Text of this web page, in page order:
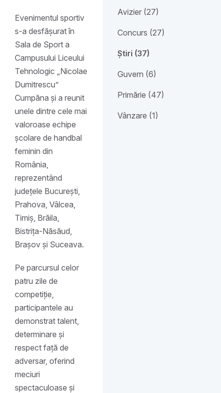
Evenimentul sportiv
s-a desfășurat în
Sala de Sport a
Campusului Liceului
Tehnologic „Nicolae
Dumitrescu”
Cumpăna și a reunit
unele dintre cele mai
valoroase echipe
școlare de handbal
feminin din
România,
reprezentând
județele București,
Prahova, Vâlcea,
Timiș, Brăila,
Bistrița-Năsăud,
Brașov și Suceava.
Pe parcursul celor
patru zile de
competiție,
participantele au
demonstrat talent,
determinare și
respect față de
adversar, oferind
meciuri
spectaculoase și
Avizier (27)
Concurs (27)
Știri (37)
Guvern (6)
Primărie (47)
Vânzare (1)